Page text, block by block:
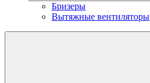
Бризеры
Вытяжные вентиляторы